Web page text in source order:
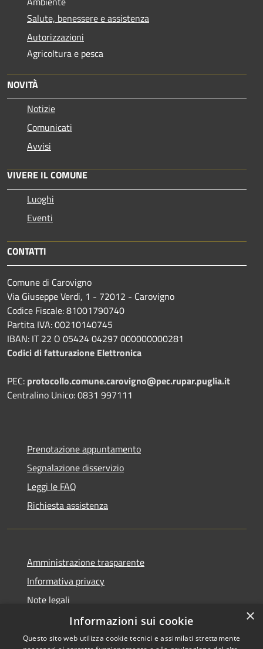
Salute, benessere e assistenza
Autorizzazioni
Agricoltura e pesca
NOVITÀ
Notizie
Comunicati
Avvisi
VIVERE IL COMUNE
Luoghi
Eventi
CONTATTI
Comune di Carovigno
Via Giuseppe Verdi, 1 - 72012 - Carovigno
Codice Fiscale: 81001790740
Partita IVA: 00210140745
IBAN: IT 22 O 05424 04297 000000000281
Codici di fatturazione Elettronica
PEC: protocollo.comune.carovigno@pec.rupar.puglia.it
Centralino Unico: 0831 997111
Prenotazione appuntamento
Segnalazione disservizio
Leggi le FAQ
Richiesta assistenza
Amministrazione trasparente
Informativa privacy
Note legali
Dichiarazione di accessibilità
×
Informazioni sui cookie
Questo sito web utilizza cookie tecnici e assimilati strettamente